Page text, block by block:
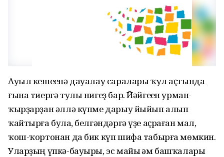
Ауыл кешеһенә дауалау саралары ҡул аҫтында
ғына тиергә тулы нигеҙ бар. Йәйгеһен урман-
ҡырҙарҙан әллә күпме дарыу йыйып алып
ҡайтырға булһа, белгәндәргә үҙе аҫраған мал,
ҡош-ҡортонан да бик күп шифа табырға мѳмкин.
Уларҙың үпкә-бауыры, эс майы һәм башҡалары